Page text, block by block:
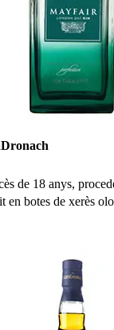
de 18 anys,
en botes de xerès